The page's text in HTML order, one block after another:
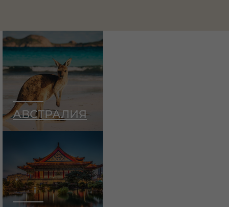
АВСТРАЛИЯ